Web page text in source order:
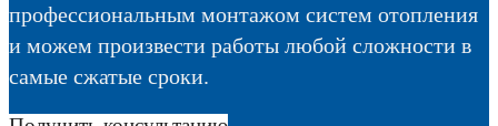
профессиональным монтажом систем отопления
и можем произвести работы любой сложности в
самые сжатые сроки.